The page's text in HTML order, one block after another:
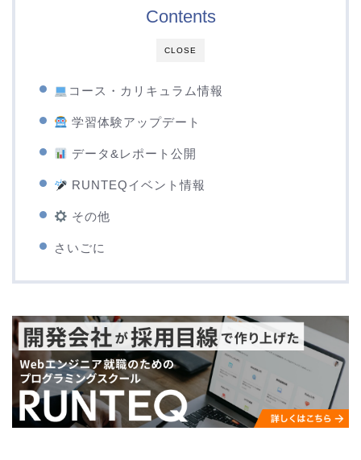
CLOSE
Contents
コース・カリキュラム情報
学習体験アップデート
データ&レポート公開
RUNTEQイベント情報
その他
さいごに